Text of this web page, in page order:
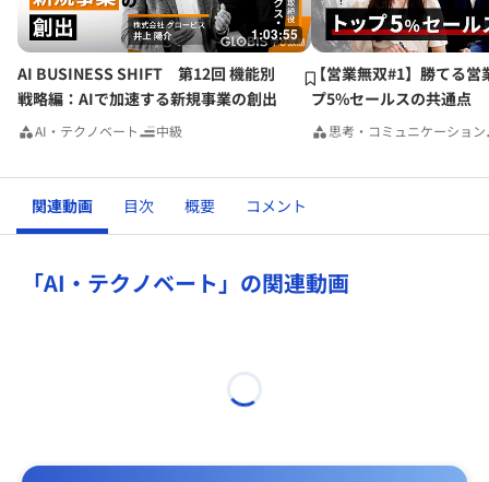
1:03:55
AI BUSINESS SHIFT 第12回 機能別
戦略編：AIで加速する新規事業の創出
AI・テクノベート 中級
【営業無双#1】勝てる営
プ5%セールスの共通点
思考・コミュニケーション
関連動画 目次 概要 コメント
「AI・テクノベート」の関連動画